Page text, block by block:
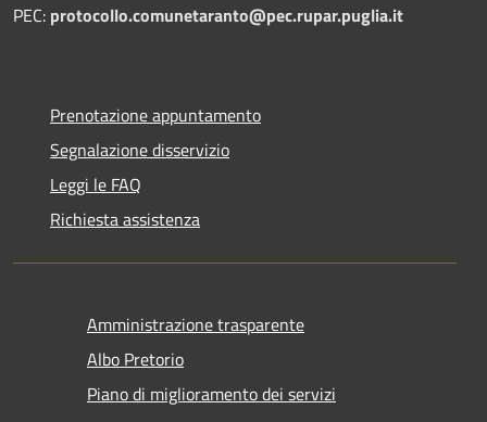
PEC: protocollo.comunetaranto@pec.rupar.puglia.it
Prenotazione appuntamento
Segnalazione disservizio
Leggi le FAQ
Richiesta assistenza
Amministrazione trasparente
Albo Pretorio
Piano di miglioramento dei servizi